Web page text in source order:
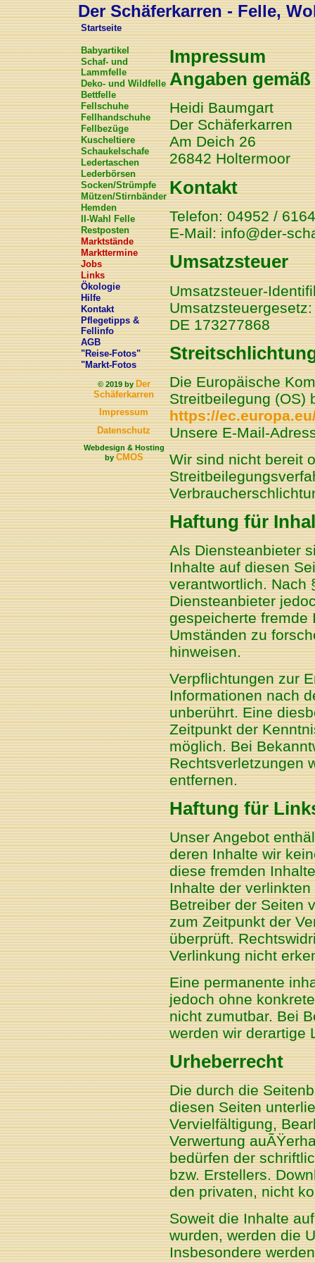
Der Schäferkarren - Felle,
Startseite
Babyartikel
Schaf- und
Lammfelle
Deko- und Wildfelle
Bettfelle
Fellschuhe
Fellhandschuhe
Fellbezüge
Kuscheltiere
Schaukelschafe
Ledertaschen
Lederbörsen
Socken/Strümpfe
Mützen/Stirnbänder
Hemden
II-Wahl Felle
Restposten
Marktstände
Markttermine
Jobs
Links
Ökologie
Hilfe
Kontakt
Pflegetipps &
Fellinfo
AGB
"Reise-Fotos"
"Markt-Fotos
© 2019 byDer
Schäferkarren
Impressum
Datenschutz
Webdesign & Hosting
byCMOS
Impressum
Angaben gemäß
Heidi Baumgart
Der Schäferkarren
Am Deich 26
26842 Holtermoor
Kontakt
Telefon: 04952 /
E-Mail: info@der-
Umsatzsteuer
Umsatzsteuer-
Umsatzsteuergesetz:
DE 173277868
Die Europäische
Streitbeilegung (OS)
https://
Unsere E-Mail-
Wir sind nicht bereit
Haftung für
Als Diensteanbieter
Inhalte auf diesen
verantwortlich. Nach
Diensteanbieter
gespeicherte fremde
Umständen zu
hinweisen.
Verpflichtungen zur
Informationen nach
unberührt. Eine
Zeitpunkt der
möglich. Bei
Rechtsverletzungen
entfernen.
Haftung für
Unser Angebot
deren Inhalte wir
diese fremden
Inhalte der
Betreiber der Seiten
zum Zeitpunkt der
überprüft.
Verlinkung nicht
Eine permanente
jedoch ohne
nicht zumutbar. Bei
werden wir derartige
Urheberrecht
Die durch die
diesen Seiten
Vervielfältigung,
Verwertung
bedürfen der
bzw. Erstellers.
den privaten, nicht
Soweit die Inhalte
wurden, werden die
Insbesondere